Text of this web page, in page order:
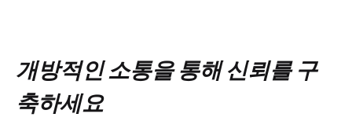
개방적인 소통을 통해 신뢰를 구
축하세요